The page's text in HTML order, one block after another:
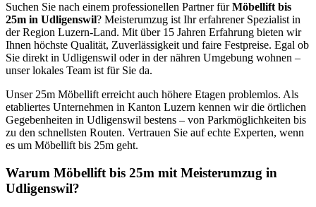
Suchen Sie nach einem professionellen Partner fürMöbellift bis
25m in Udligenswil? Meisterumzug ist Ihr erfahrener Spezialist in
der Region Luzern-Land. Mit über 15 Jahren Erfahrung bieten wir
Ihnen höchste Qualität, Zuverlässigkeit und faire Festpreise. Egal ob
Sie direkt in Udligenswil oder in der nähren Umgebung wohnen –
unser lokales Team ist für Sie da.
Unser 25m Möbellift erreicht auch höhere Etagen problemlos. Als
etabliertes Unternehmen in Kanton Luzern kennen wir die örtlichen
Gegebenheiten in Udligenswil bestens – von Parkmöglichkeiten bis
zu den schnellsten Routen. Vertrauen Sie auf echte Experten, wenn
es um Möbellift bis 25m geht.
Warum Möbellift bis 25m mit Meisterumzug in
Udligenswil?